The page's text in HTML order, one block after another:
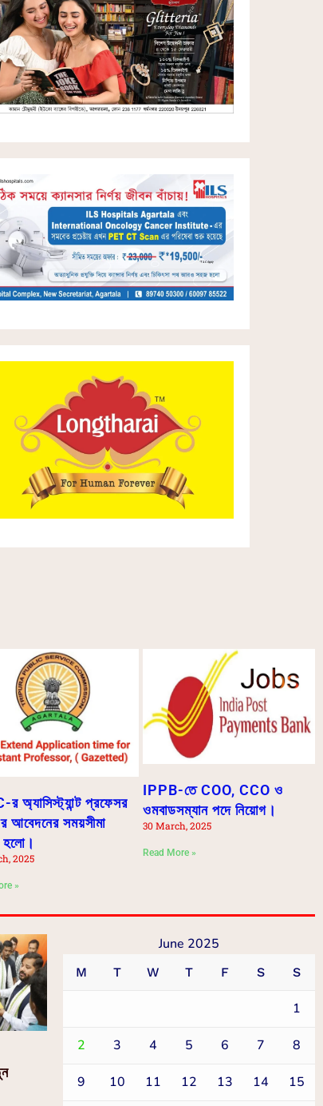
অ্যাসিস্ট্যান্ট প্রফেসর
আবেদনের সময়সীমা
হলো।
2025
»
IPPB-তে COO, CCO ও
ওমবাডসম্যান পদে নিয়োগ।
30 March, 2025
Read More »
June 2025
M T W T F S S
1
2 3 4 5 6 7 8
9 10 11 12 13 14 15